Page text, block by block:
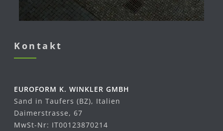
Kontakt
EUROFORM K. WINKLER GMBH
Sand in Taufers (BZ), Italien
Daimerstrasse, 67
MwSt-Nr: IT00123870214